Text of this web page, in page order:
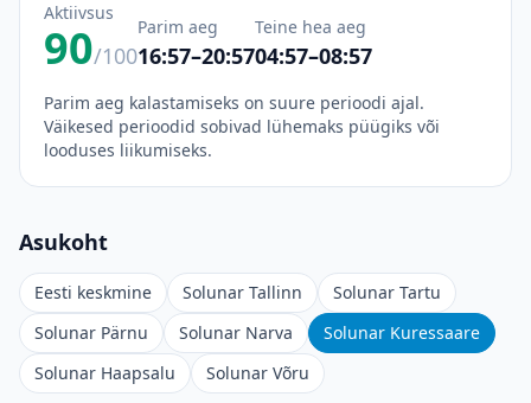
Aktiivsus
90/100
Parim aeg
16:57–20:57
Teine hea aeg
04:57–08:57
Parim aeg kalastamiseks on suure perioodi ajal.
Väikesed perioodid sobivad lühemaks püügiks või
looduses liikumiseks.
Asukoht
Eesti keskmine Solunar Tallinn
Solunar Tartu
Solunar Pärnu
Solunar Narva
Solunar Kuressaare
Solunar Haapsalu
Solunar Võru